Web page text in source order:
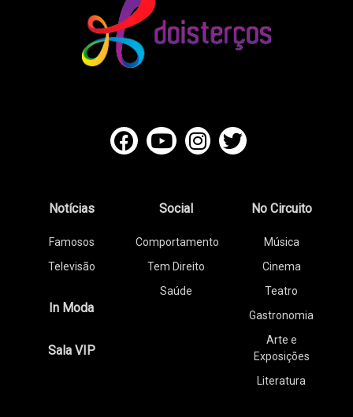
Notícias
Famosos
Televisão
In Moda
Sala VIP
Social
Comportamento
Tem Direito
Saúde
No Circuito
Música
Cinema
Teatro
Gastronomia
Arte e
Exposições
Literatura